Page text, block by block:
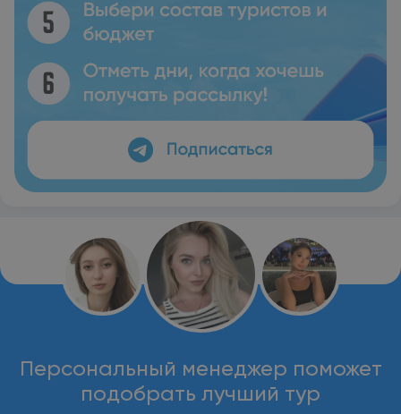
Персональный менеджер поможет
подобрать лучший тур